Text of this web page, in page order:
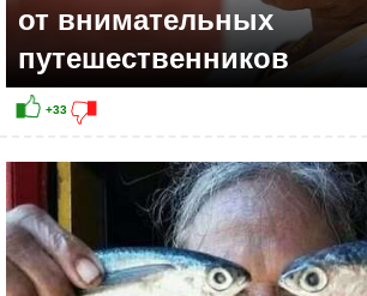
от внимательных
путешественников